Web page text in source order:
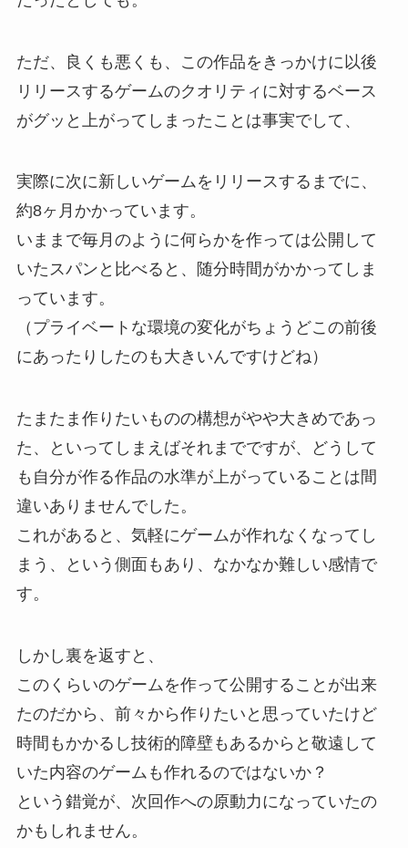
ただ、良くも悪くも、この作品をきっかけに以後
リリースするゲームのクオリティに対するベース
がグッと上がってしまったことは事実でして、
実際に次に新しいゲームをリリースするまでに、
約8ヶ月かかっています。
いままで毎月のように何らかを作っては公開して
いたスパンと比べると、随分時間がかかってしま
っています。
（プライベートな環境の変化がちょうどこの前後
にあったりしたのも大きいんですけどね）
たまたま作りたいものの構想がやや大きめであっ
た、といってしまえばそれまでですが、どうして
も自分が作る作品の水準が上がっていることは間
違いありませんでした。
これがあると、気軽にゲームが作れなくなってし
まう、という側面もあり、なかなか難しい感情で
す。
しかし裏を返すと、
このくらいのゲームを作って公開することが出来
たのだから、前々から作りたいと思っていたけど
時間もかかるし技術的障壁もあるからと敬遠して
いた内容のゲームも作れるのではないか？
という錯覚が、次回作への原動力になっていたの
かもしれません。